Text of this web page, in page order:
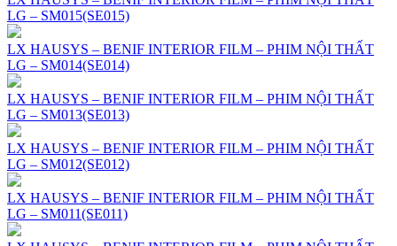
LG – SM015(SE015)
LX HAUSYS – BENIF INTERIOR FILM – PHIM NỘI THẤT
LG – SM014(SE014)
LX HAUSYS – BENIF INTERIOR FILM – PHIM NỘI THẤT
LG – SM013(SE013)
LX HAUSYS – BENIF INTERIOR FILM – PHIM NỘI THẤT
LG – SM012(SE012)
LX HAUSYS – BENIF INTERIOR FILM – PHIM NỘI THẤT
LG – SM011(SE011)